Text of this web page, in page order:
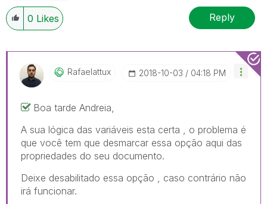
0 Likes Reply
Rafaelattux ‎2018-10-03 04:18 PM
Boa tarde Andreia,
A sua lógica das variáveis esta certa , o problema é
que você tem que desmarcar essa opção aqui das
propriedades do seu documento.
Deixe desabilitado essa opção , caso contrário não
irá funcionar.